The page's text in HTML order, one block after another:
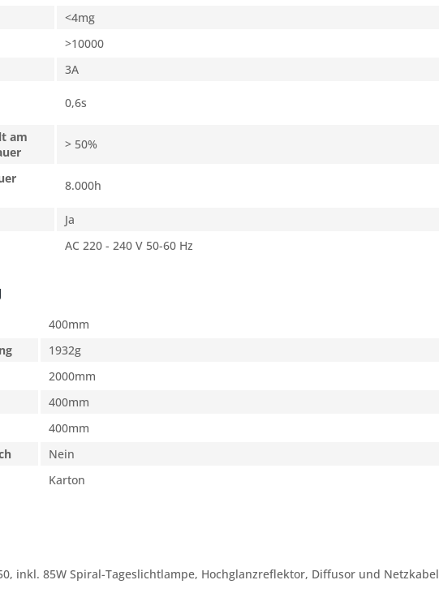
<4mg
>10000
3A
0,6s
am
> 50%
8.000h
Ja
AC 220 - 240 V 50-60 Hz
400mm
1932g
2000mm
400mm
400mm
Nein
Karton
inkl. 85W Spiral-Tageslichtlampe, Hochglanzreflektor, Diffusor und Netzkabel